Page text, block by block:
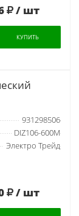
/ шт
КУПИТЬ
931298506
DIZ106-600M
Электро Трейд
/ шт